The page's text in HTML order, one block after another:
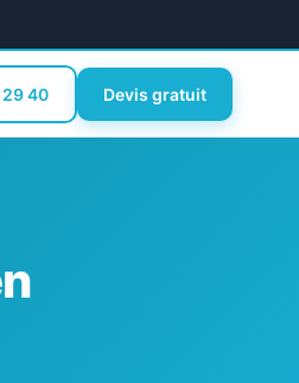
40 Devis gratuit